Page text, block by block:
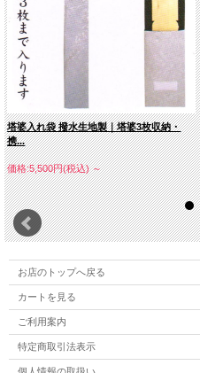
塔婆入れ袋 撥水生地製｜塔婆3枚収納・
携...
価格:5,500円(税込)～
お店のトップへ戻る
カートを見る
ご利用案内
特定商取引法表示